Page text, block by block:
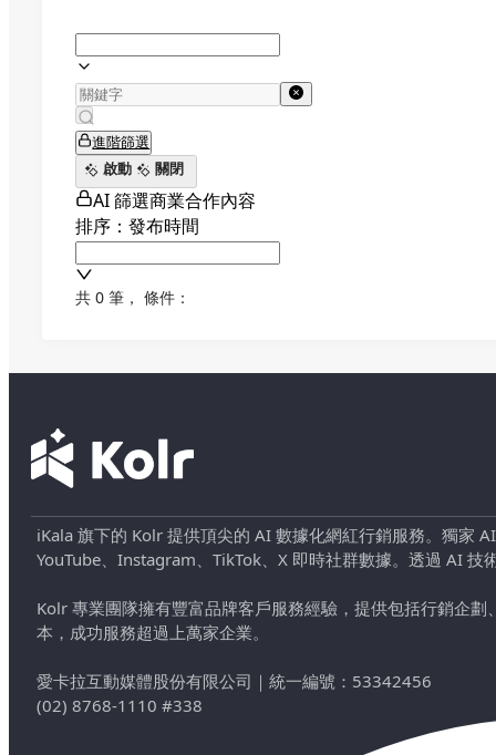
進階篩選
啟動
關閉
AI 篩選商業合作內容
排序：發布時間
共 0 筆 ， 條件：
iKala 旗下的 Kolr 提供頂尖的 AI 數據化網紅行銷服務。獨家
YouTube、Instagram、TikTok、X 即時社群數據。透過 AI
Kolr 專業團隊擁有豐富品牌客戶服務經驗，提供包括行銷企
本，成功服務超過上萬家企業。
愛卡拉互動媒體股份有限公司 ｜ 統一編號：53342456
(02) 8768-1110 #338